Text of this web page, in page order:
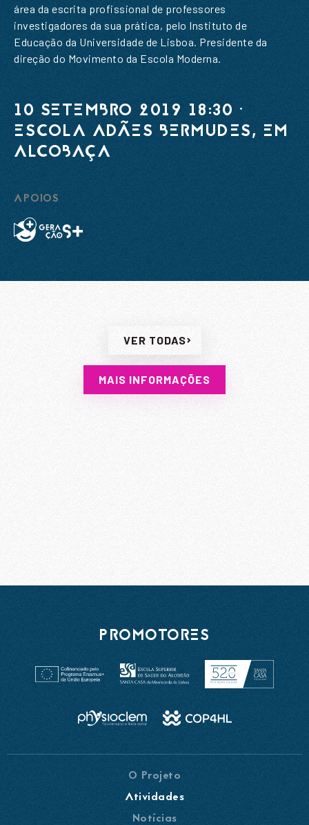
área da escrita profissional de professores
investigadores da sua prática, pelo Instituto de
Educação da Universidade de Lisboa. Presidente da
direção do Movimento da Escola Moderna.
10 SETEMBRO 2019 18:30 ·
ESCOLA ADÃES BERMUDES, EM
ALCOBAÇA
APOIOS
VER TODAS
MAIS INFORMAÇÕES
ENVIAR
PROMOTORES
O Projeto
Atividades
Notícias
Li e aceito aPolítica de Privacidade